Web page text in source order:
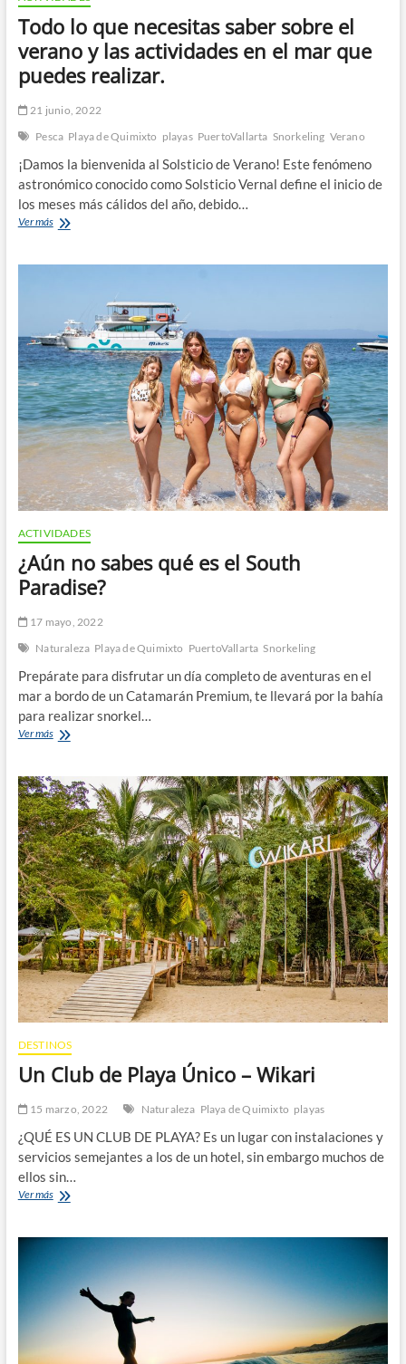
Todo lo que necesitas saber sobre el
verano y las actividades en el mar que
puedes realizar.
21 junio, 2022
Pesca Playa de Quimixto playas PuertoVallarta Snorkeling Verano
¡Damos la bienvenida al Solsticio de Verano! Este fenómeno
astronómico conocido como Solsticio Vernal define el inicio de
los meses más cálidos del año, debido…
Ver másTodo
necesitas
verano
y
las
actividades
en
el
mar
que
realizar.
ACTIVIDADES
¿Aún no sabes qué es el South
Paradise?
17 mayo, 2022
Naturaleza Playa de Quimixto PuertoVallarta Snorkeling
Prepárate para disfrutar un día completo de aventuras en el
mar a bordo de un Catamarán Premium, te llevará por la bahía
para realizar snorkel…
Ver más¿Aún
qué
es
el
South
Paradise?
DESTINOS
Un Club de Playa Único – Wikari
15 marzo, 2022 Naturaleza Playa de Quimixto playas
¿QUÉ ES UN CLUB DE PLAYA? Es un lugar con instalaciones y
servicios semejantes a los de un hotel, sin embargo muchos de
ellos sin…
Ver másUn
Playa
Wikari